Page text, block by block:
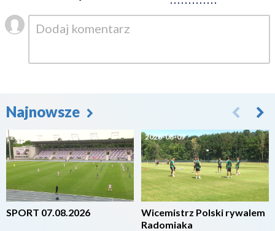
Najnowsze
2026-08-07
SPORT 07.08.2026
2026-08-07
Wicemistrz Polski rywalem
Radomiaka